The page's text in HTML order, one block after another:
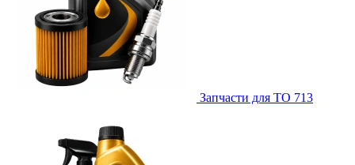
Запчасти для ТО 713